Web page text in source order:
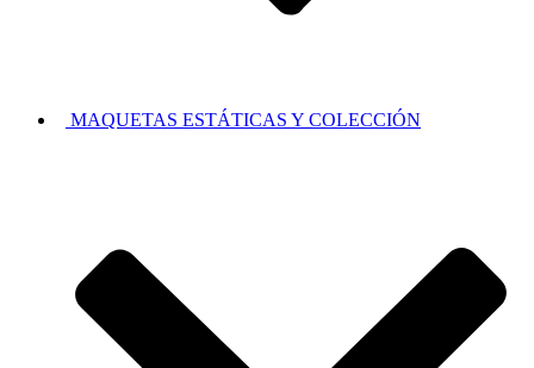
MAQUETAS ESTÁTICAS Y COLECCIÓN